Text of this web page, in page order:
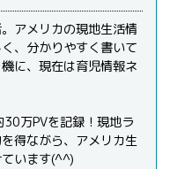
アメリカの現地生活情
、分かりやすく書いて
に、現在は育児情報ネ
万PVを記録！現地ラ
得ながら、アメリカ生
います(^^)